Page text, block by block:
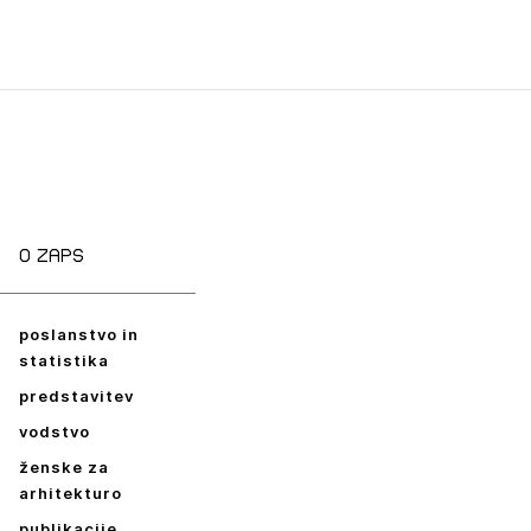
O zaps
poslanstvo in
statistika
predstavitev
vodstvo
ženske za
arhitekturo